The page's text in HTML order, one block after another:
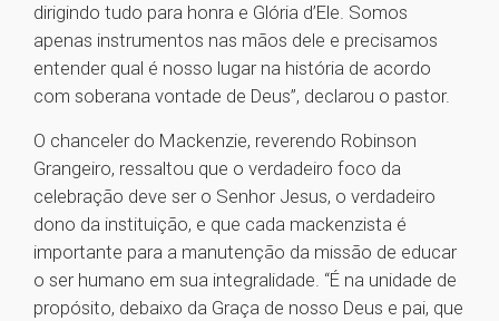
dirigindo tudo para honra e Glória d’Ele. Somos
apenas instrumentos nas mãos dele e precisamos
entender qual é nosso lugar na história de acordo
com soberana vontade de Deus”, declarou o pastor.
O chanceler do Mackenzie, reverendo Robinson
Grangeiro, ressaltou que o verdadeiro foco da
celebração deve ser o Senhor Jesus, o verdadeiro
dono da instituição, e que cada mackenzista é
importante para a manutenção da missão de educar
o ser humano em sua integralidade. “É na unidade de
propósito, debaixo da Graça de nosso Deus e pai, que